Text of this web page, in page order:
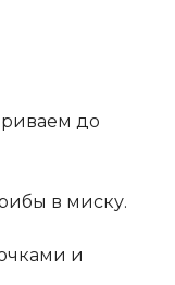
до
в миску.
и